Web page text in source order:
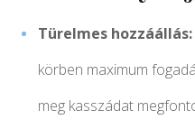
Türelmes hozzáállás:
körben maximum
meg kasszádat